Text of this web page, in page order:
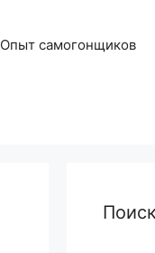
Опыт самогонщиков